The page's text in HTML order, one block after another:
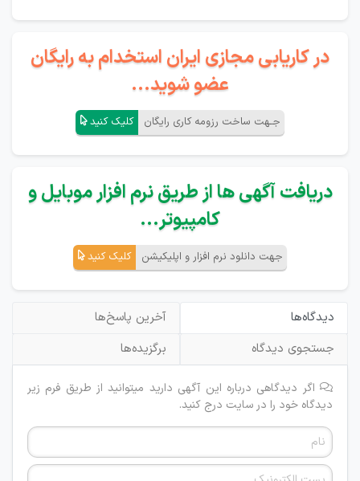
در کاریابی مجازی ایران استخدام به رایگان
عضو شوید...
جـهت ساخت رزومه کاری رایگان کلیک کنید
دریافت آگهی ها از طریق نرم افزار موبایل و
کامپیوتر...
جهت دانلود نرم افزار و اپلیکیشن کلیک کنید
دیدگاه‌ها
آخرین پاسخ‌ها
جستجوی دیدگاه
برگزیده‌ها
اگر دیدگاهی درباره این آگهی دارید میتوانید از طریق فرم زیر
دیدگاه خود را در سایت درج کنید.